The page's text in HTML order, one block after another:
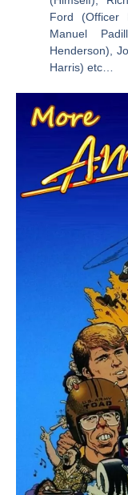
Ford (Officer
Manuel
Henderson),
Harris) etc…